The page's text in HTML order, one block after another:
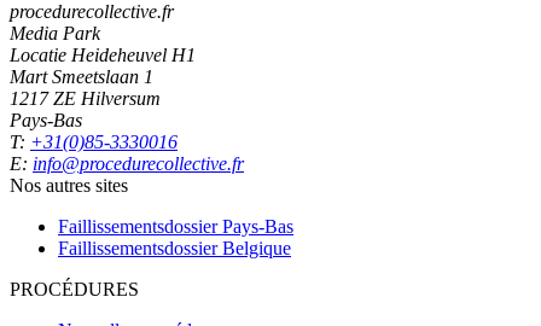
procedurecollective.fr
Media Park
Locatie Heideheuvel H1
Mart Smeetslaan 1
1217 ZE Hilversum
Pays-Bas
T: +31(0)85-3330016
E: info@procedurecollective.fr
Nos autres sites
Faillissementsdossier Pays-Bas
Faillissementsdossier Belgique
PROCÉDURES